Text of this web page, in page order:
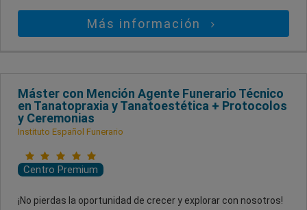
Más información
Máster con Mención Agente Funerario Técnico
en Tanatopraxia y Tanatoestética + Protocolos
y Ceremonias
Instituto Español Funerario
Centro Premium
¡No pierdas la oportunidad de crecer y explorar con nosotros!